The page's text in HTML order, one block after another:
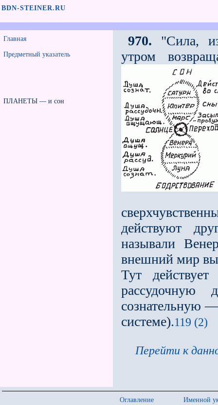
BDN-STEINER.RU
Главная
Предметный указатель
ПЛАНЕТЫ — и сон
970. "Сила,
утром
действуют
называли
внешний мир
Тут
рассудочную
сознательную
системе).119 (2)
Перейти к
Оглавление
Именной